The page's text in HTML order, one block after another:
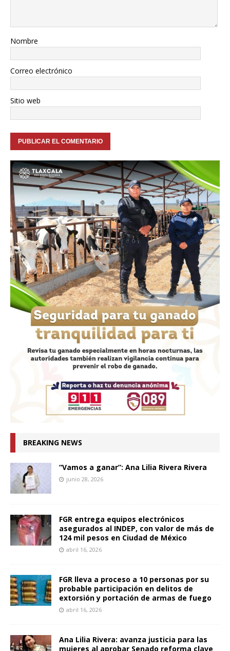
Nombre
Correo electrónico
Sitio web
BREAKING NEWS
“Vamos a ganar”: Ana Lilia Rivera Rivera
junio 28, 2026
FGR entrega equipos electrónicos
asegurados al INDEP, con valor de más de
124 mil pesos en Ciudad de México
abril 16, 2026
FGR lleva a proceso a 10 personas por su
probable participación en delitos de
extorsión y portación de armas de fuego
abril 16, 2026
Ana Lilia Rivera: avanza justicia para las
mujeres al aprobar Senado reforma clave